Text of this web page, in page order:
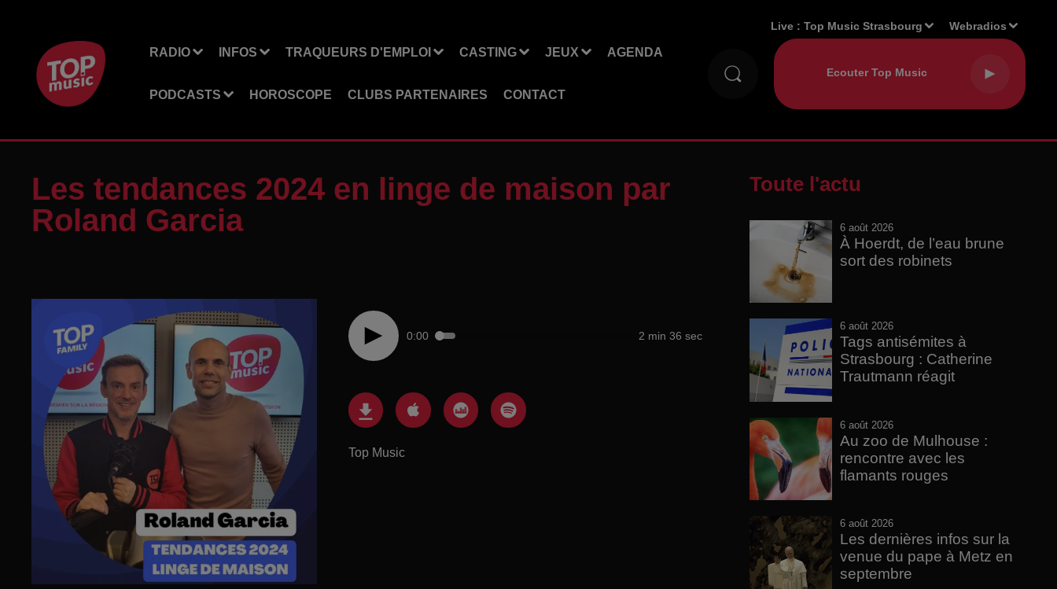
RADIO INFOS TRAQUEURS D'EMPLOI CASTING JEUX AGENDA
PODCASTS HOROSCOPE CLUBS PARTENAIRES CONTACT
Live :Top Music Strasbourg Webradios
Les tendances 2024 en linge de maison par
Roland Garcia
0:00 2 min 36 sec
Top Music
Toute l'actu
6 août 2026
À Hoerdt, de l’eau brune
sort des robinets
6 août 2026
Tags antisémites à
Strasbourg : Catherine
Trautmann réagit
6 août 2026
Au zoo de Mulhouse :
rencontre avec les
flamants rouges
6 août 2026
Les dernières infos sur la
venue du pape à Metz en
septembre